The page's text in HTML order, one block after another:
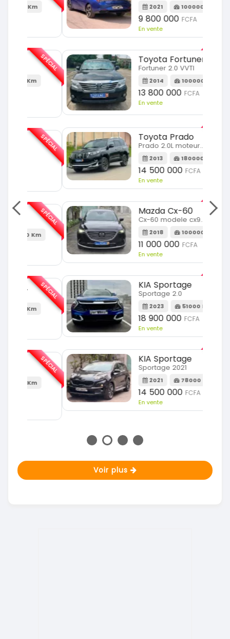
SPÉCIAL
2021 100000 Km
9 800 000FCFA
En vente
Toyota Fortuner
Fortuner 2.0 VVTI
2014 100000 Km
13 800 000FCFA
En vente
SPÉCIAL
Toyota Prado
Prado 2.0L moteur d4d
2013 180000 Km
14 500 000FCFA
En vente
SPÉCIAL
Mazda Cx-60
Cx-60 modele cx9 full option
2018 100000 Km
11 000 000FCFA
En vente
SPÉCIAL
KIA Sportage
Sportage 2.0
2023 51000 Km
18 900 000FCFA
En vente
SPÉCIAL
KIA Sportage
Sportage 2021
2021 78000 Km
14 500 000FCFA
En vente
SPÉCIAL
Voir plus